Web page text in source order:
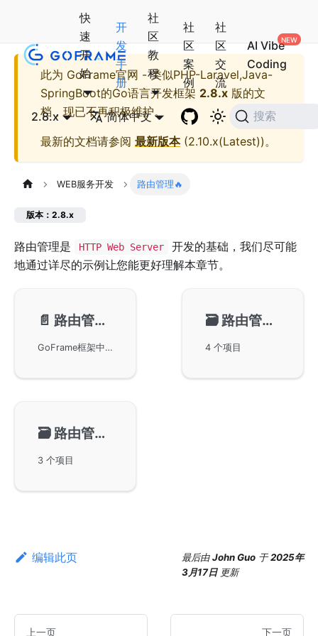
快
速
开
始
开
发
手
册
社
区
教
程
社
区
案
例
社
区
交
流
AI Vibe
Coding
2.8.x 简体中文 搜索
此为 GoFrame官网 - 类似PHP-Laravel,Java-
SpringBoot的Go语言开发框架 2.8.x 版的文
档，现已不再积极维护。
最新的文档请参阅 最新版本(2.10.x(Latest))。
WEB服务开发 路由管理🔥
版本：2.8.x
路由管理是 HTTP Web Server
开发的基础，我们尽可能
地通过详尽的示例让您能更好理解本章节。
📄️ 路由管理-路由规则
GoFrame框架中强大的路由功能及其优化特性，包括命名匹配、模糊匹配和字段匹配等多种路由规则。通过示例代码展示如何使用这些规则管理和匹配不同的URL。此外，还详细讲解了如何利用精准匹配规则与动态匹配规则结合使用，以便更高效地控制路由优先级。
🗃️ 路由管理-路由注册
4 个项目
🗃️ 路由管理-中间件/拦截器
3 个项目
编辑此页 最后由John Guo 于2025年
3月17日 更新
上一页 下一页